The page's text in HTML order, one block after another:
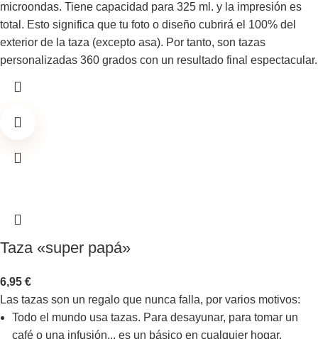
microondas. Tiene capacidad para 325 ml. y la impresión es
total. Esto significa que tu foto o diseño cubrirá el 100% del
exterior de la taza (excepto asa). Por tanto, son tazas
personalizadas 360 grados con un resultado final espectacular.
Taza «super papá»
6,95 €
Las tazas son un regalo que nunca falla, por varios motivos:
Todo el mundo usa tazas. Para desayunar, para tomar un
café o una infusión... es un básico en cualquier hogar.